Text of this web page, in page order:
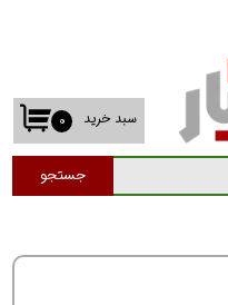
جستجو
۰ سبد خرید